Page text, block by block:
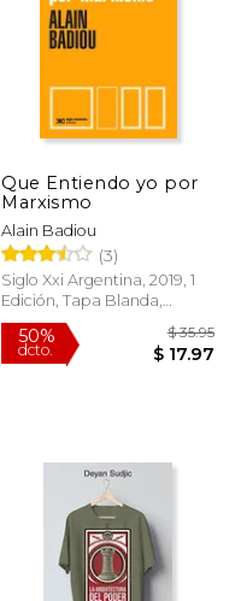
$ 48.43
$ 24.22
Que Entiendo yo por
Marxismo
Alain Badiou
(3)
Siglo Xxi Argentina, 2019, 1
Edición, Tapa Blanda,
Nuevo
50%
dcto.